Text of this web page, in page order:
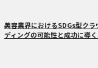
美容業界におけるSDGs型クラ
ディングの可能性と成功に導